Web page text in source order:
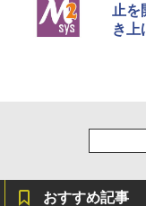
止を
き上
おすすめ記事